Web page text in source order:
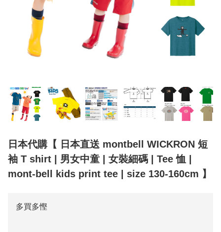
日本代購【 日本直送 montbell WICKRON 短
袖 T shirt | 男女中童 | 女裝細碼 | Tee 恤 |
mont-bell kids print tee | size 130-160cm 】
多買多慳